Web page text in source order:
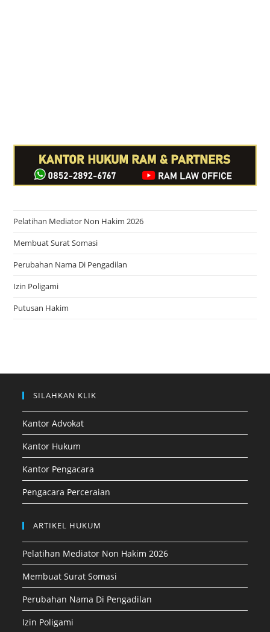
Pelatihan Mediator Non Hakim 2026
Membuat Surat Somasi
Perubahan Nama Di Pengadilan
Izin Poligami
Putusan Hakim
SILAHKAN KLIK
Kantor Advokat
Kantor Hukum
Kantor Pengacara
Pengacara Perceraian
ARTIKEL HUKUM
Pelatihan Mediator Non Hakim 2026
Membuat Surat Somasi
Perubahan Nama Di Pengadilan
Izin Poligami